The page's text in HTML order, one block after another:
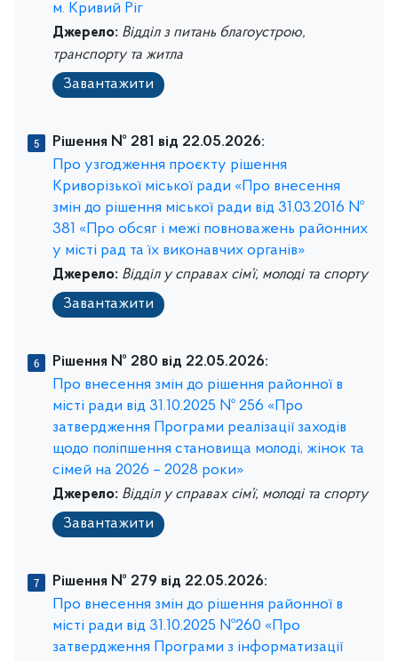
м. Кривий Ріг
Джерело: Відділ з питань благоустрою,
транспорту та житла
Завантажити
Рішення № 281 від 22.05.2026:
Про узгодження проєкту рішення
Криворізької міської ради «Про внесення
змін до рішення міської ради від 31.03.2016 №
381 «Про обсяг і межі повноважень районних
у місті рад та їх виконавчих органів»
Джерело: Відділ у справах сім’ї, молоді та спорту
Завантажити
Рішення № 280 від 22.05.2026:
Про внесення змін до рішення районної в
місті ради від 31.10.2025 № 256 «Про
затвердження Програми реалізації заходів
щодо поліпшення становища молоді, жінок та
сімей на 2026 – 2028 роки»
Джерело: Відділ у справах сім’ї, молоді та спорту
Завантажити
Рішення № 279 від 22.05.2026:
Про внесення змін до рішення районної в
місті ради від 31.10.2025 №260 «Про
затвердження Програми з інформатизації